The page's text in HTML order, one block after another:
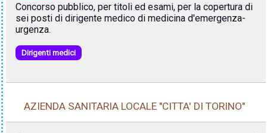
Concorso pubblico, per titoli ed esami, per la copertura di
sei posti di dirigente medico di medicina d'emergenza-
urgenza.
Dirigenti medici
AZIENDA SANITARIA LOCALE "CITTA' DI TORINO"